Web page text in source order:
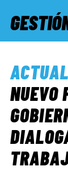
INFORMES
FUERA DE
NUEVO